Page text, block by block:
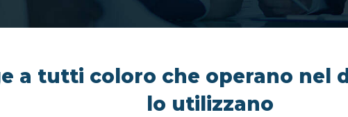
a tutti coloro che operano nel
lo utilizzano